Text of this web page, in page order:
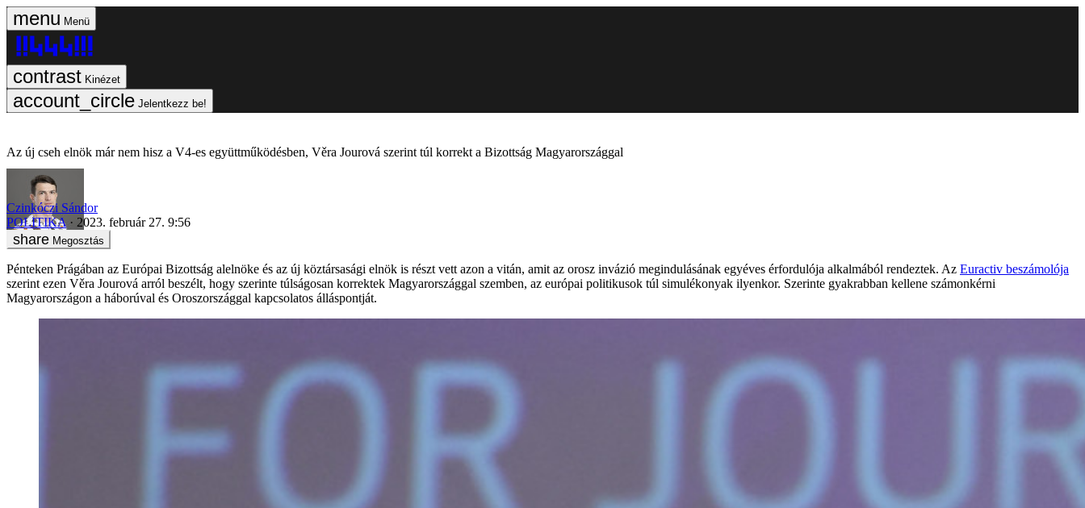
Menü
Kinézet
Jelentkezz be!
Az új cseh elnök már nem hisz a V4-es együttműködésben, Věra Jourová szerint túl korrekt a Bizottság Magyarországgal
Czinkóczi Sándor
POLITIKA
2023. február 27. 9:56
Megosztás
Pénteken Prágában az Európai Bizottság alelnöke és az új köztársasági elnök is részt vett azon a vitán, amit az orosz invázió megindulásának egyéves érfordulója alkalmából rendeztek. Az Euractiv beszámolója
szerint ezen Věra Jourová arról beszélt, hogy szerinte túlságosan korrektek Magyarországgal szemben, az európai politikusok túl simulékonyak ilyenkor. Szerinte gyakrabban kellene számonkérni
Magyarországon a háborúval és Oroszországgal kapcsolatos álláspontját.